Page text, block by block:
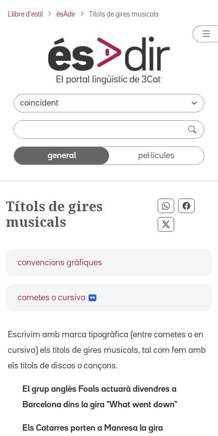
Llibre d'estil ésAdir Títols de gires musicals
general pel·lícules
Títols de gires
musicals
Compartir
Compartir
convencions gràfiques
cometes o cursiva
Escrivim amb marca tipogràfica (entre cometes o en
cursiva) els títols de gires musicals, tal com fem amb
els títols de discos o cançons.
El grup anglès Foals actuarà divendres a
Barcelona dins la gira "What went down"
Els Catarres porten a Manresa la gira